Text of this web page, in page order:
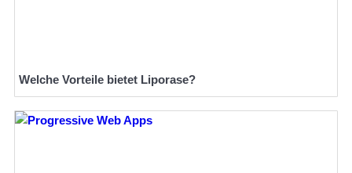
Welche Vorteile bietet Liporase?